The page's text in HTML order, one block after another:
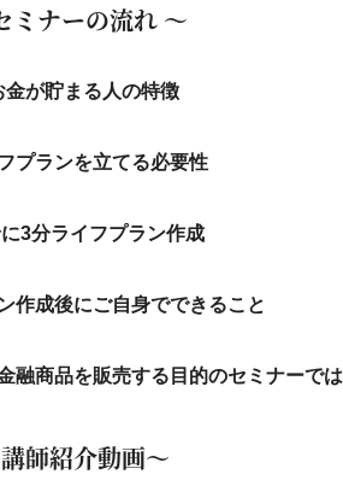
ミナーの流れ ～
が貯まる人の特徴
プランを立てる必要性
3分ライフプラン作成
作成後にご自身でできること
融商品を販売する目的のセミナーで
師紹介動画～